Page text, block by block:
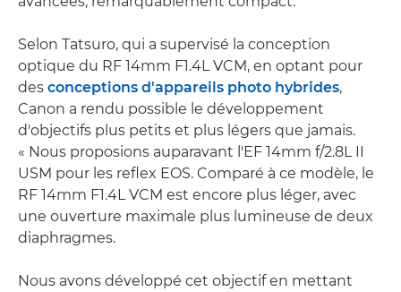
Selon Tatsuro, qui a supervisé la conception
optique du RF 14mm F1.4L VCM, en optant pour
des conceptions d'appareils photo hybrides,
Canon a rendu possible le développement
d'objectifs plus petits et plus légers que jamais.
« Nous proposions auparavant l'EF 14mm f/2.8L II
USM pour les reflex EOS. Comparé à ce modèle, le
RF 14mm F1.4L VCM est encore plus léger, avec
une ouverture maximale plus lumineuse de deux
diaphragmes.
Nous avons développé cet objectif en mettant